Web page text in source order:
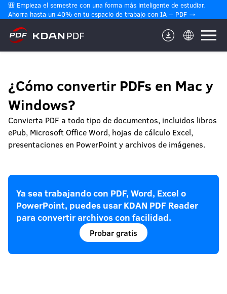
🎒 Empieza el semestre con una forma más inteligente de estudiar.
Ahorra hasta un 40% en tu espacio de trabajo con IA + PDF →
¿Cómo convertir PDFs en Mac y
Windows?
Convierta PDF a todo tipo de documentos, incluidos libros
ePub, Microsoft Office Word, hojas de cálculo Excel,
presentaciones en PowerPoint y archivos de imágenes.
Ya sea trabajando con PDF, Word, Excel o
PowerPoint, puedes usar KDAN PDF Reader
para convertir archivos con facilidad.
Probar gratis